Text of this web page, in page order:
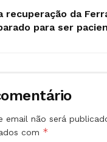
recuperação da
para ser
email não será
com *